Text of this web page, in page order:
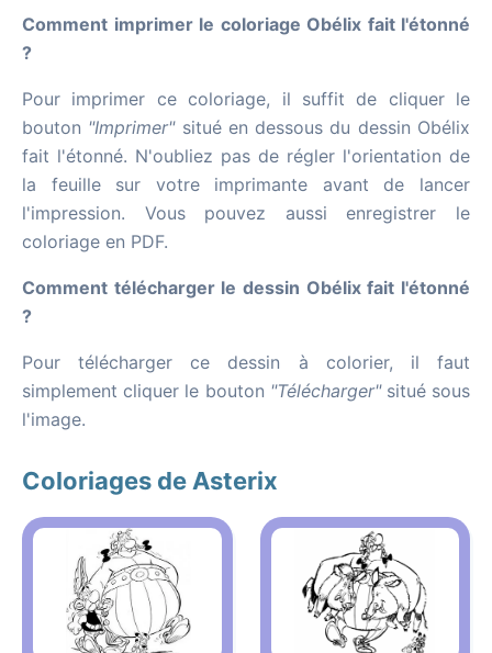
Comment imprimer le coloriage Obélix fait l'étonné
?
Pour imprimer ce coloriage, il suffit de cliquer le
bouton "Imprimer"situé en dessous du dessin Obélix
fait l'étonné. N'oubliez pas de régler l'orientation de
la feuille sur votre imprimante avant de lancer
l'impression. Vous pouvez aussi enregistrer le
coloriage en PDF.
Comment télécharger le dessin Obélix fait l'étonné
?
Pour télécharger ce dessin à colorier, il faut
simplement cliquer le bouton "Télécharger"situé sous
l'image.
Coloriages de Asterix